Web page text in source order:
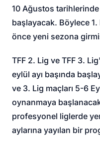
10 Ağustos
başlayacak. Böylece
önce yeni sezona
TFF 2. Lig ve TFF 3.
eylül ayı başında
ve 3. Lig maçları 5-6
oynanmaya
profesyonel liglerde
aylarına yayılan bir